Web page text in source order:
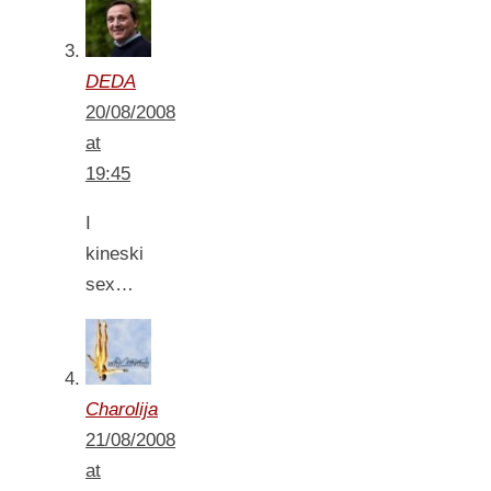
DEDA
20/08/2008
at
19:45
I
kineski
sex…
Charolija
21/08/2008
at